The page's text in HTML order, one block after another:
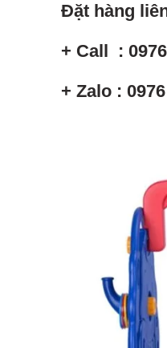
Đặt hàng
+ Call :
+ Zalo :